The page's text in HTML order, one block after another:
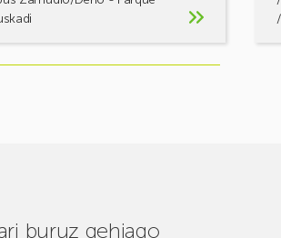
buruz gehiago